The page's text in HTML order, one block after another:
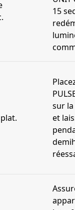
15
sur
et